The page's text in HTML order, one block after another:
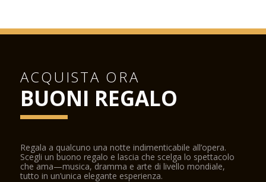
ACQUISTA ORA
BUONI REGALO
Regala a qualcuno una notte indimenticabile all’opera.
Scegli un buono regalo e lascia che scelga lo spettacolo
che ama—musica, dramma e arte di livello mondiale,
tutto in un’unica elegante esperienza.